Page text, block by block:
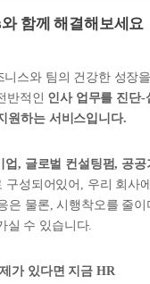
함께 해결해보세요
니스와 팀의 건강한 성장
반적인 인사 업무를 진단-
원하는 서비스입니다.
업, 글로벌 컨설팅펌, 공공
구성되어있어, 우리 회사
은 물론, 시행착오를 줄이
실 수 있습니다.
가 있다면 지금 HR